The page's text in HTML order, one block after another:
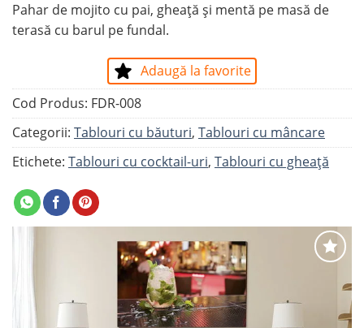
Pahar de mojito cu pai, gheață și mentă pe masă de
terasă cu barul pe fundal.
Adaugă la favorite
Cod Produs: FDR-008
Categorii: Tablouri cu băuturi, Tablouri cu mâncare
Etichete: Tablouri cu cocktail-uri, Tablouri cu gheață